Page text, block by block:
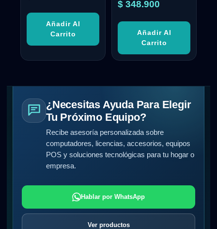
Añadir Al
Carrito
$ 348.900
Añadir Al
Carrito
¿Necesitas Ayuda Para Elegir
Tu Próximo Equipo?
Recibe asesoría personalizada sobre
computadores, licencias, accesorios, equipos
POS y soluciones tecnológicas para tu hogar o
empresa.
Hablar por WhatsApp
Ver productos